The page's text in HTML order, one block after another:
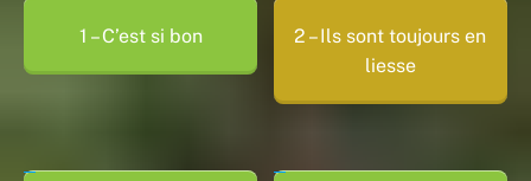
1 – C’est si bon
2 – Ils sont toujours en
liesse